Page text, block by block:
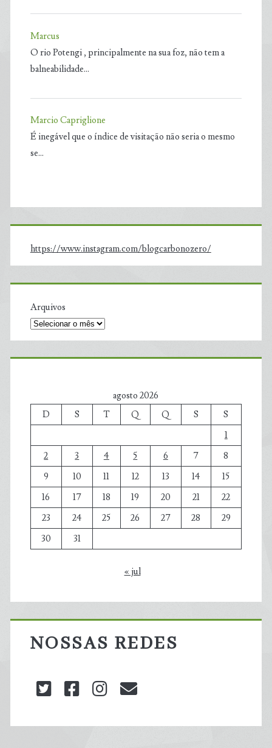
Marcus
O rio Potengi , principalmente na sua foz, não tem a
balneabilidade…
Marcio Capriglione
É inegável que o índice de visitação não seria o mesmo
se…
https://www.instagram.com/blogcarbonozero/
Arquivos
agosto 2026
D
S T Q Q S
S
1
2
3 4 5 6 7
8
9
10 11 12 13 14
15
16
17 18 19 20 21
22
23
24 25 26 27 28
29
30
31
« jul
NOSSAS REDES
twitterfacebookinstagram